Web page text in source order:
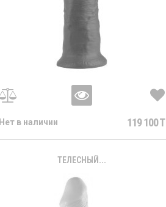
Нет в наличии 119 100 T
ТЕЛЕСНЫЙ...